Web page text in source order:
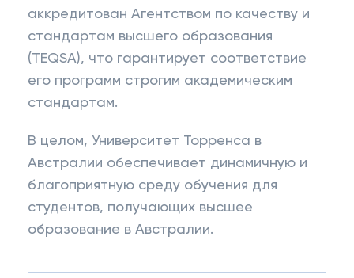
аккредитован Агентством по качеству и
стандартам высшего образования
(TEQSA), что гарантирует соответствие
его программ строгим академическим
стандартам.
В целом, Университет Торренса в
Австралии обеспечивает динамичную и
благоприятную среду обучения для
студентов, получающих высшее
образование в Австралии.